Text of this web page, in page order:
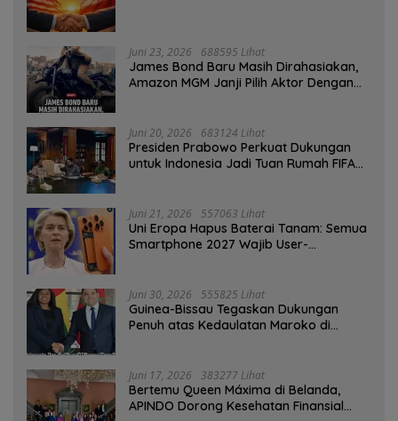
Juni 23, 2026 688595 Lihat
James Bond Baru Masih Dirahasiakan,
Amazon MGM Janji Pilih Aktor Dengan
Juni 20, 2026 683124 Lihat
Presiden Prabowo Perkuat Dukungan
untuk Indonesia Jadi Tuan Rumah FIFA
Juni 21, 2026 557063 Lihat
Uni Eropa Hapus Baterai Tanam: Semua
Smartphone 2027 Wajib User-
Juni 30, 2026 555825 Lihat
Guinea-Bissau Tegaskan Dukungan
Penuh atas Kedaulatan Maroko di
Juni 17, 2026 383277 Lihat
Bertemu Queen Máxima di Belanda,
APINDO Dorong Kesehatan Finansial